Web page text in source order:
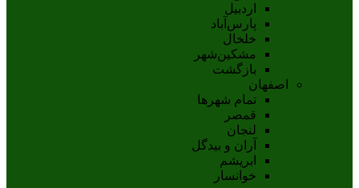
اردبيل
پارس‌آباد
خلخال
مشکين‌شهر
بازگشت
اصفهان
تمام شهر‌ها
قمصر
لنجان
آران و بیدگل
ابریشم
خوانسار